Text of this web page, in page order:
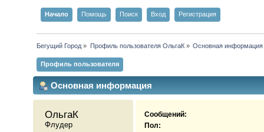
Начало Помощь Поиск Вход Регистрация
Бегущий Город » Профиль пользователя ОльгаК» Основная информация
Профиль пользователя
Основная информация
ОльгаК
Флудер
Сообщений:
Пол: